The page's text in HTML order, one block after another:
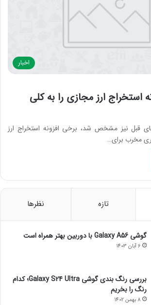
اخبار
استخراج ارز مجازی را به کلی
قبل نیز مشخص شد، برخی افزونه استخراج ارز
مخرب برای…
تازه نظرها
گوشی Galaxy A56 با دوربین بهتر همراه است
6 آبان 1403
بررسی رنگ بندی گوشی Galaxy S24 Ultra؛ کدام
رنگ را بخریم
8 بهمن 1402